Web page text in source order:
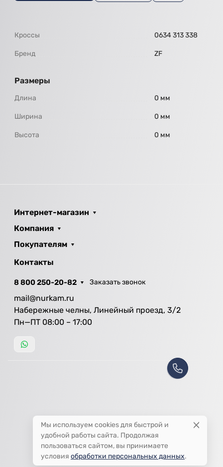
Кроссы 0634 313 338
Бренд ZF
Размеры
Длина 0 мм
Ширина 0 мм
Высота 0 мм
Интернет-магазин
Компания
Покупателям
Контакты
8 800 250-20-82 Заказать звонок
mail@nurkam.ru
Набережные челны, Линейный проезд, 3/2
Пн—ПТ 08:00 – 17:00
Мы используем cookies для быстрой и
удобной работы сайта. Продолжая
пользоваться сайтом, вы принимаете
условия обработки персональных данных.